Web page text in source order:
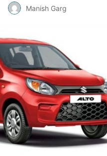
Manish Garg